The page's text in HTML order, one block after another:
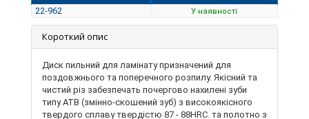
22-962
У наявності
Короткий опис
Диск пильний для ламінату призначений для
поздовжнього та поперечного розпилу. Якісний та
чистий різ забезпечать почергово нахилені зуби
типу ATB (змінно-скошений зуб) з високоякісного
твердого сплаву твердістю 87 - 88HRC. та полотно з